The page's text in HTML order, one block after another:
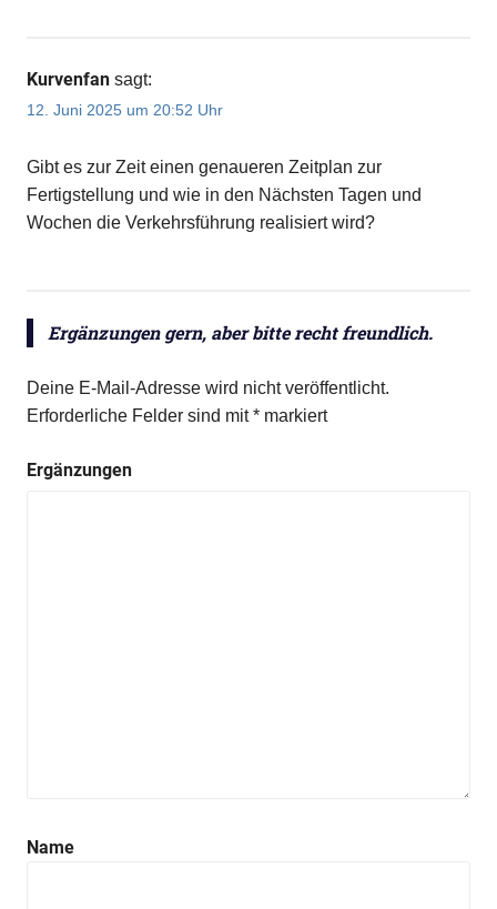
Kurvenfan sagt:
12. Juni 2025 um 20:52 Uhr
Gibt es zur Zeit einen genaueren Zeitplan zur
Fertigstellung und wie in den Nächsten Tagen und
Wochen die Verkehrsführung realisiert wird?
Ergänzungen gern, aber bitte recht freundlich.
Deine E-Mail-Adresse wird nicht veröffentlicht.
Erforderliche Felder sind mit* markiert
Ergänzungen
Name